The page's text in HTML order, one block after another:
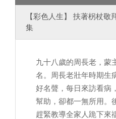
【彩色人生】 扶著柺杖
集
九十八歲的周長老，蒙
名。周長老壯年時期生
好名聲，每日來訪看病
幫助，卻都一無所用。
趕緊教導全家人跪下來